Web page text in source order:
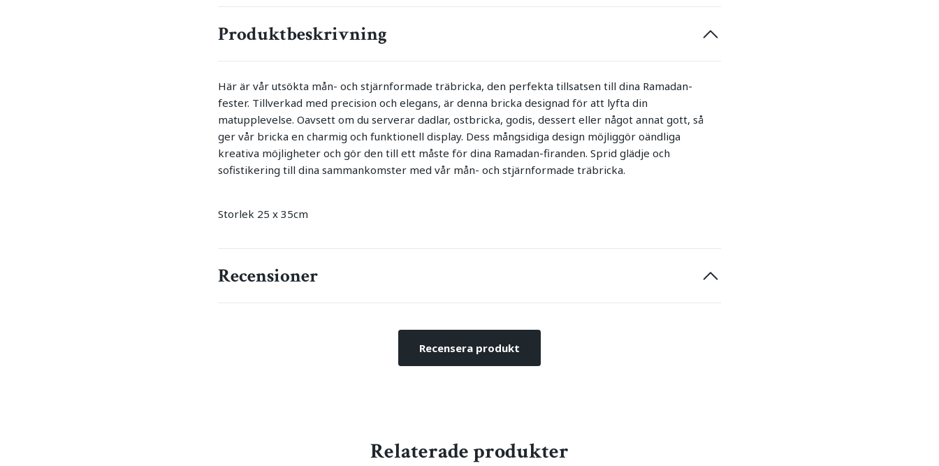
Produktbeskrivning
Här är vår utsökta mån- och stjärnformade träbricka, den perfekta tillsatsen till dina Ramadan-
fester. Tillverkad med precision och elegans, är denna bricka designad för att lyfta din
matupplevelse. Oavsett om du serverar dadlar, ostbricka, godis, dessert eller något annat gott, så
ger vår bricka en charmig och funktionell display. Dess mångsidiga design möjliggör oändliga
kreativa möjligheter och gör den till ett måste för dina Ramadan-firanden. Sprid glädje och
sofistikering till dina sammankomster med vår mån- och stjärnformade träbricka.
Storlek 25 x 35cm
Recensioner
Recensera produkt
Relaterade produkter